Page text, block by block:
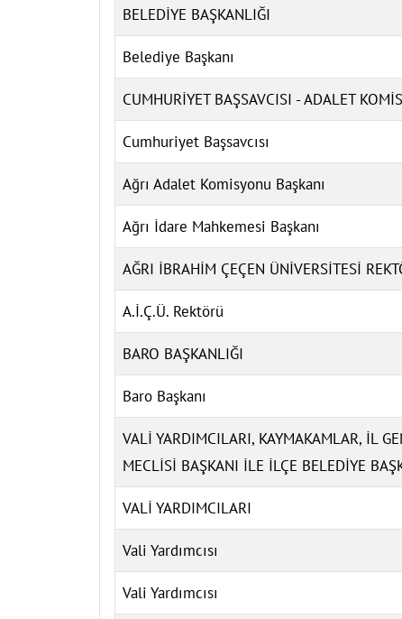
BELEDİYE BAŞKANLIĞI
Belediye Başkanı
CUMHURİYET BAŞSAVCISI - ADALET
Cumhuriyet Başsavcısı
Ağrı Adalet Komisyonu Başkanı
Ağrı İdare Mahkemesi Başkanı
AĞRI İBRAHİM ÇEÇEN ÜNİVERSİTESİ
A.İ.Ç.Ü. Rektörü
BARO BAŞKANLIĞI
Baro Başkanı
VALİ YARDIMCILARI, KAYMAKAMLAR, İL
MECLİSİ BAŞKANI İLE İLÇE BELEDİYE
VALİ YARDIMCILARI
Vali Yardımcısı
Vali Yardımcısı